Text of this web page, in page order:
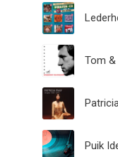
Tom &
Puik